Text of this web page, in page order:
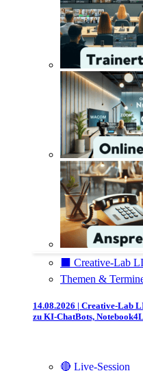
⬛️ Creative-Lab
Themen &
14.08.2026 | Creative-Lab
zu KI-ChatBots,
🔴 Live-Session